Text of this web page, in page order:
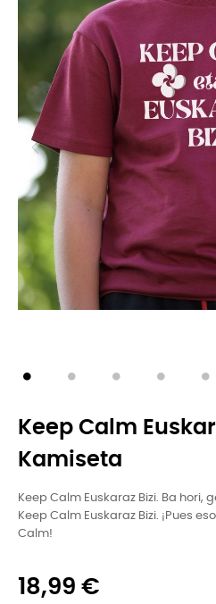
Keep Calm
Kamiseta
Keep Calm Euskaraz Bizi. Ba hori,
Keep Calm Euskaraz Bizi. ¡Pues
Calm!
18,99 €